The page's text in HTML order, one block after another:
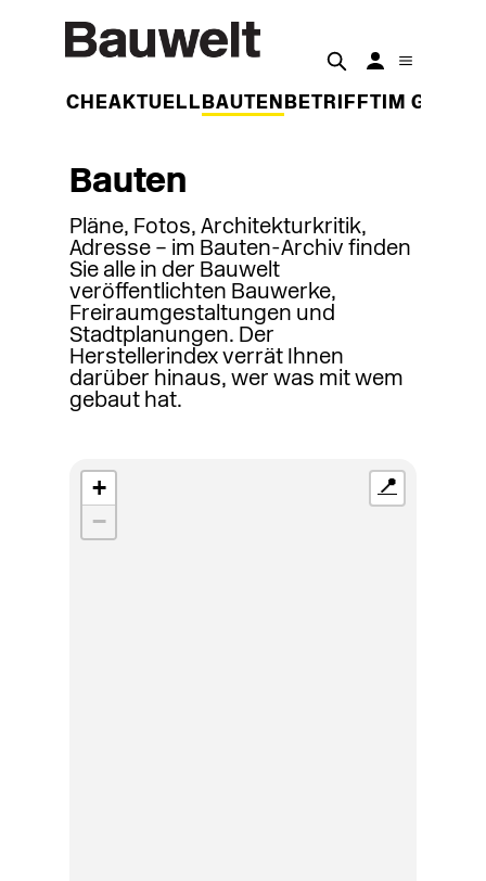
WOCHEAKTUELL BAUTEN BETRIFFT IM
Bauten
Pläne, Fotos, Architekturkritik,
Adresse – im Bauten-Archiv finden
Sie alle in der Bauwelt
veröffentlichten Bauwerke,
Freiraumgestaltungen und
Stadtplanungen. Der
Herstellerindex verrät Ihnen
darüber hinaus, wer was mit wem
gebaut hat.
+
−
📍